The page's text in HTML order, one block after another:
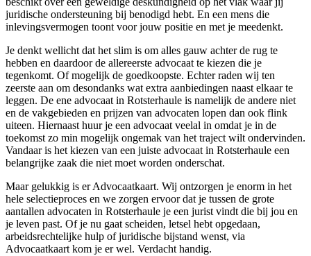
juridische ondersteuning bij benodigd hebt. En een mens die
inlevingsvermogen toont voor jouw positie en met je meedenkt.
Je denkt wellicht dat het slim is om alles gauw achter de rug te
hebben en daardoor de allereerste advocaat te kiezen die je
tegenkomt. Of mogelijk de goedkoopste. Echter raden wij ten
zeerste aan om desondanks wat extra aanbiedingen naast elkaar te
leggen. De ene advocaat in Rotsterhaule is namelijk de andere niet
en de vakgebieden en prijzen van advocaten lopen dan ook flink
uiteen. Hiernaast huur je een advocaat veelal in omdat je in de
toekomst zo min mogelijk ongemak van het traject wilt ondervinden.
Vandaar is het kiezen van een juiste advocaat in Rotsterhaule een
belangrijke zaak die niet moet worden onderschat.
Maar gelukkig is er Advocaatkaart. Wij ontzorgen je enorm in het
hele selectieproces en we zorgen ervoor dat je tussen de grote
aantallen advocaten in Rotsterhaule je een jurist vindt die bij jou en
je leven past. Of je nu gaat scheiden, letsel hebt opgedaan,
arbeidsrechtelijke hulp of juridische bijstand wenst, via
Advocaatkaart kom je er wel. Verdacht handig.